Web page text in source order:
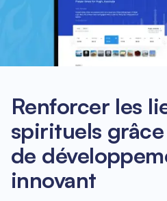
Renforcer les
spirituels
de
innovant